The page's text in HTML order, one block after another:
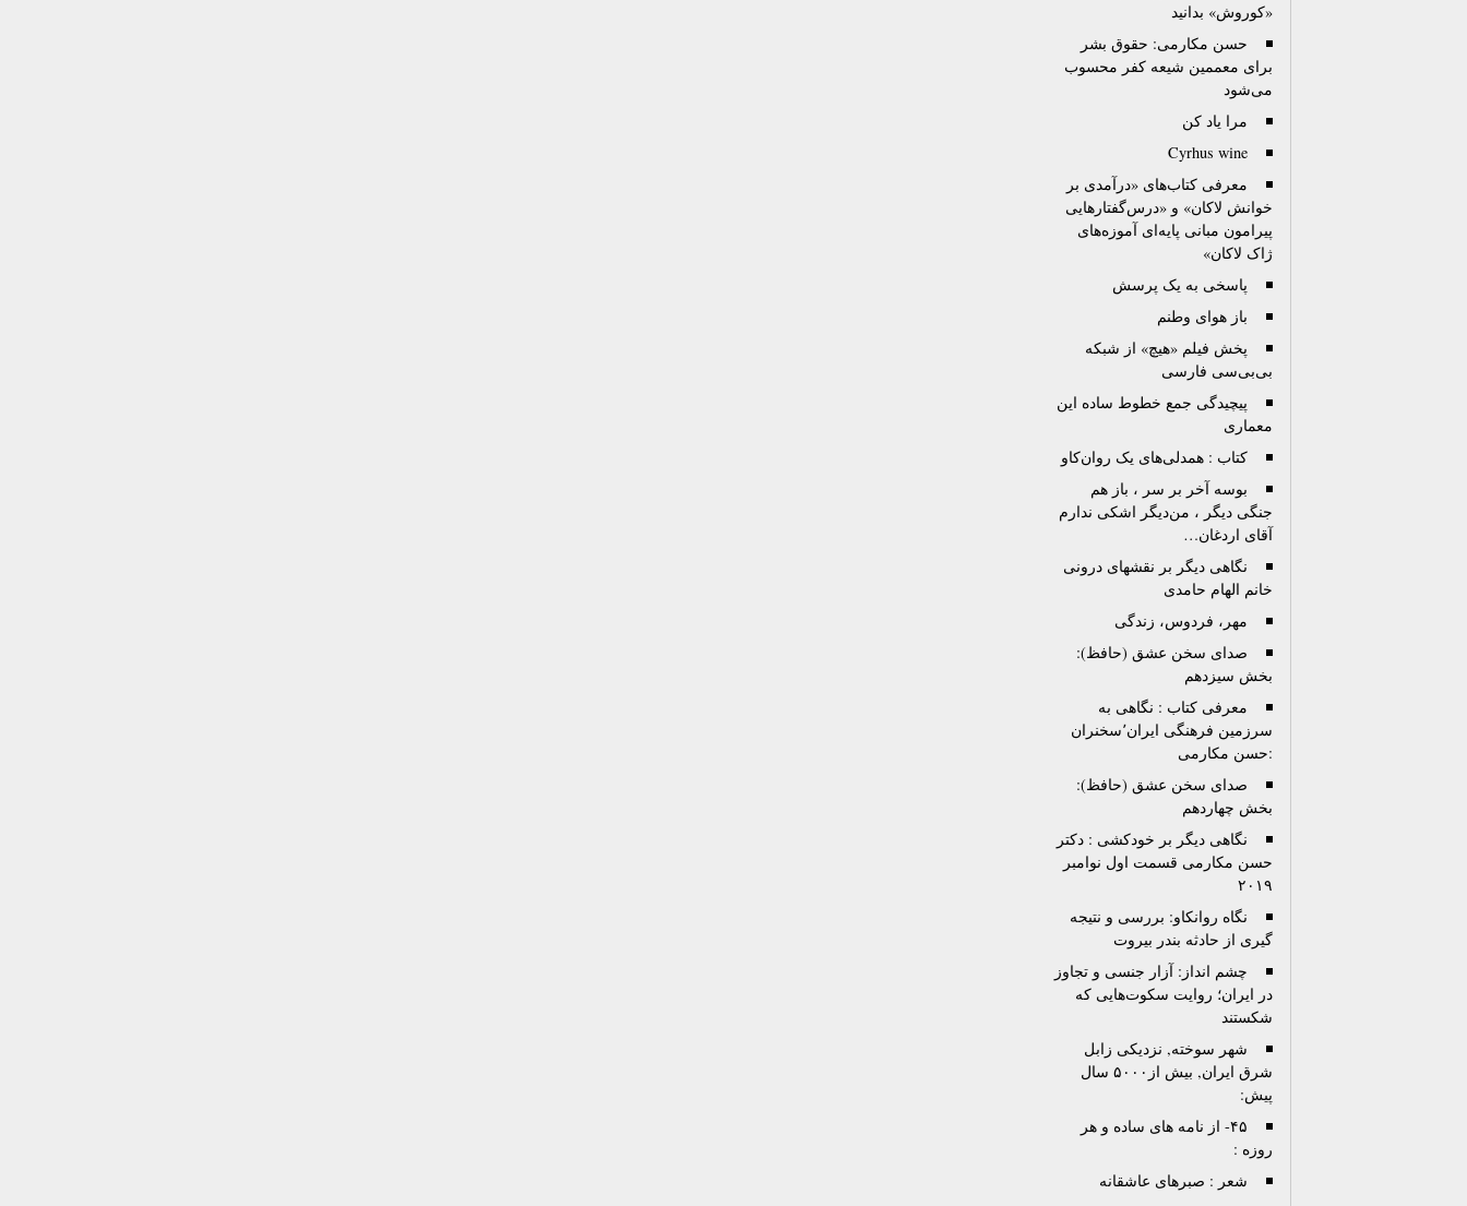
«کوروش» بدانید
حسن مکارمی: حقوق بشر
برای معممین شیعه کفر محسوب
می‌شود
مرا یاد کن
Cyrhus wine
معرفی کتاب‌های «درآمدی بر
خوانش لاکان» و «درس‌گفتارهایی
پیرامون مبانی پایه‌ای آموزه‌های
ژاک لاکان»
پاسخی به یک پرسش
باز هوای وطنم
پخش فیلم «هیچ» از شبکه
بی‌بی‌سی فارسی
پیچیدگی جمع خطوط ساده این
معماری
کتاب : همدلی‌های یک روان‌کاو
بوسه آخر بر سر ، باز هم
جنگی دیگر ، من‌دیگر اشکی ندارم
آقای اردغان…
نگاهی دیگر بر نقشهای درونی
خانم الهام حامدی
مهر، فردوس، زندگی
صدای سخن عشق (حافظ):
بخش سیزدهم
معرفی کتاب : نگاهی به
سرزمین فرهنگی ایران٬سخنران
:حسن مکارمی
صدای سخن عشق (حافظ):
بخش چهاردهم
نگاهی دیگر بر خودکشی : دکتر
حسن مکارمی قسمت اول نوامبر
۲۰۱۹
نگاه روانکاو: بررسی و نتیجه
گیری از حادثه بندر بیروت
چشم انداز: آزار جنسی و تجاوز
در ایران؛ روایت سکوت‌هایی که
شکستند
شهر سوخته, نزدیکی زابل
شرق ایران, بیش از۵۰۰۰ سال
پیش:
۴۵- از نامه های ساده و هر
روزه :
شعر : صبرهای عاشقانه